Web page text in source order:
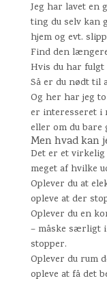
Jeg har lavet en
ting du selv kan
hjem og evt.
Find den
Hvis du har fulgt
Så er du nødt til
Og her har jeg
er interesseret i
eller om du bare
Men hvad kan
Det er et
meget af hvilke
Oplever du at
opleve at der
Oplever du en
– måske særligt i
stopper.
Oplever du rum
opleve at få det